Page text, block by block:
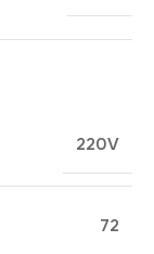
220V
72